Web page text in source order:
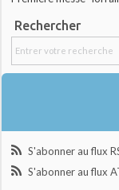
Rechercher
S'abonner au flux
S'abonner au flux